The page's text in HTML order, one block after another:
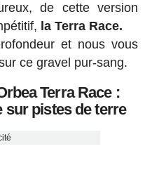
de cette version
la Terra Race.
et nous vous
ce gravel pur-sang.
Terra Race :
sur pistes de terre